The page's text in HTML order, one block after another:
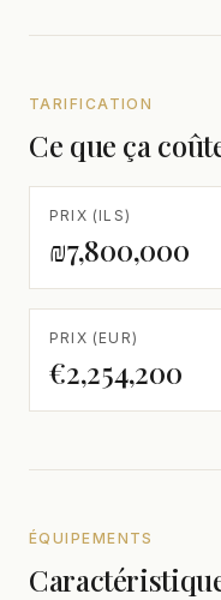
TARIFICATION
Ce que ça
PRIX (ILS)
₪7,800,000
PRIX (EUR)
€2,254,200
ÉQUIPEMENTS